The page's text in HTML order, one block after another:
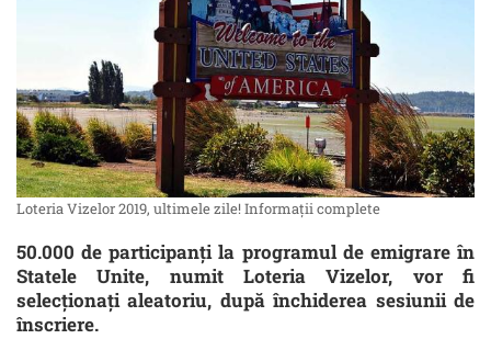
Loteria Vizelor 2019, ultimele zile! Informaţii complete
50.000 de participanți la programul de emigrare în
Statele Unite, numit Loteria Vizelor, vor fi
selecționați aleatoriu, după închiderea sesiunii de
înscriere.